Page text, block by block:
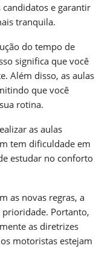
e garantir
tranquila.
do tempo de
significa que você
Além disso, as aulas
que você
rotina.
as aulas
tem dificuldade em
estudar no conforto
as novas regras, a
Portanto,
as diretrizes
motoristas estejam